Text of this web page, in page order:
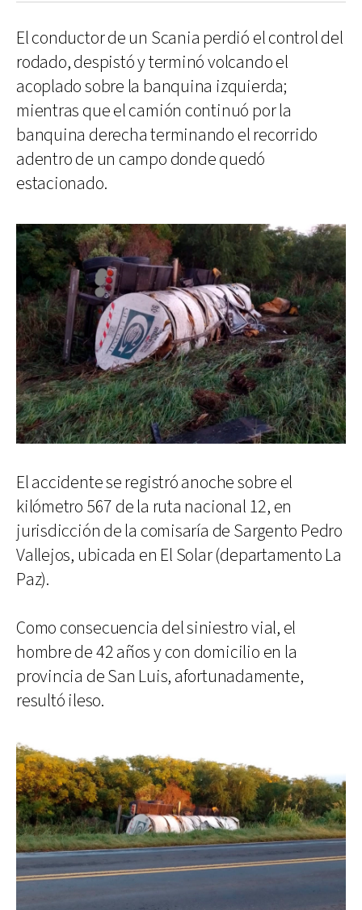
El conductor de un Scania perdió el control del
rodado, despistó y terminó volcando el
acoplado sobre la banquina izquierda;
mientras que el camión continuó por la
banquina derecha terminando el recorrido
adentro de un campo donde quedó
estacionado.
El accidente se registró anoche sobre el
kilómetro 567 de la ruta nacional 12, en
jurisdicción de la comisaría de Sargento Pedro
Vallejos, ubicada en El Solar (departamento La
Paz).
Como consecuencia del siniestro vial, el
hombre de 42 años y con domicilio en la
provincia de San Luis, afortunadamente,
resultó ileso.